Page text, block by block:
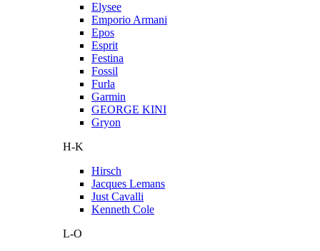
Elysee
Emporio Armani
Epos
Esprit
Festina
Fossil
Furla
Garmin
GEORGE KINI
Gryon
H-K
Hirsch
Jacques Lemans
Just Cavalli
Kenneth Cole
L-O